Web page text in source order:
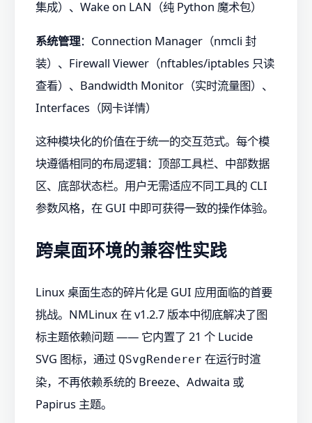
集成）、Wake on LAN（纯 Python 魔术包）
系统管理：Connection Manager（nmcli 封
装）、Firewall Viewer（nftables/iptables 只读
查看）、Bandwidth Monitor（实时流量图）、
Interfaces（网卡详情）
这种模块化的价值在于统一的交互范式。每个模
块遵循相同的布局逻辑：顶部工具栏、中部数据
区、底部状态栏。用户无需适应不同工具的 CLI
参数风格，在 GUI 中即可获得一致的操作体验。
跨桌面环境的兼容性实践
Linux 桌面生态的碎片化是 GUI 应用面临的首要
挑战。NMLinux 在 v1.2.7 版本中彻底解决了图
标主题依赖问题 —— 它内置了 21 个 Lucide
SVG 图标，通过 QSvgRenderer 在运行时渲
染，不再依赖系统的 Breeze、Adwaita 或
Papirus 主题。